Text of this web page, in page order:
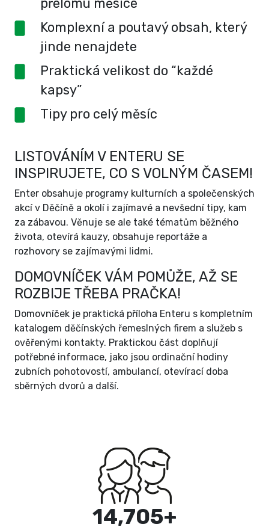
přelomu měsíce
Komplexní a poutavý obsah, který
jinde nenajdete
Praktická velikost do “každé
kapsy”
Tipy pro celý měsíc
LISTOVÁNÍM V ENTERU SE
INSPIRUJETE, CO S VOLNÝM ČASEM!
Enter obsahuje programy kulturních a společenských
akcí v Děčíně a okolí i zajímavé a nevšední tipy, kam
za zábavou. Věnuje se ale také tématům běžného
života, otevírá kauzy, obsahuje reportáže a
rozhovory se zajímavými lidmi.
DOMOVNÍČEK VÁM POMŮŽE, AŽ SE
ROZBIJE TŘEBA PRAČKA!
Domovníček je praktická příloha Enteru s kompletním
katalogem děčínských řemeslných firem a služeb s
ověřenými kontakty. Praktickou část doplňují
potřebné informace, jako jsou ordinační hodiny
zubních pohotovostí, ambulancí, otevírací doba
sběrných dvorů a další.
15,000+